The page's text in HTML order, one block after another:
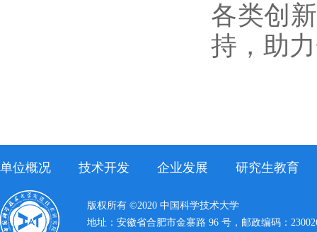
各类创
持，助
单位概况 技术开发 企业发展 研究生教育
版权所有 ©2020 中国科学技术大学
地址：安徽省合肥市金寨路 96 号，邮政编码：